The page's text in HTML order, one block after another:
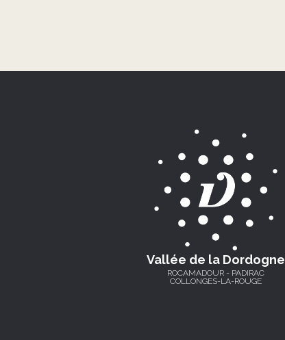
Vallée de la Dordogne
ROCAMADOUR - PADIRAC
COLLONGES-LA-ROUGE